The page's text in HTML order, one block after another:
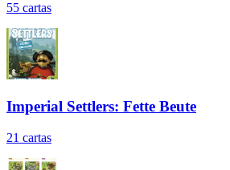
55 cartas
Imperial Settlers: Fette Beute
21 cartas